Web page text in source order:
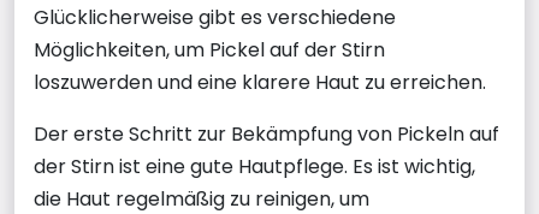
Glücklicherweise gibt es verschiedene
Möglichkeiten, um Pickel auf der Stirn
loszuwerden und eine klarere Haut zu erreichen.
Der erste Schritt zur Bekämpfung von Pickeln auf
der Stirn ist eine gute Hautpflege. Es ist wichtig,
die Haut regelmäßig zu reinigen, um